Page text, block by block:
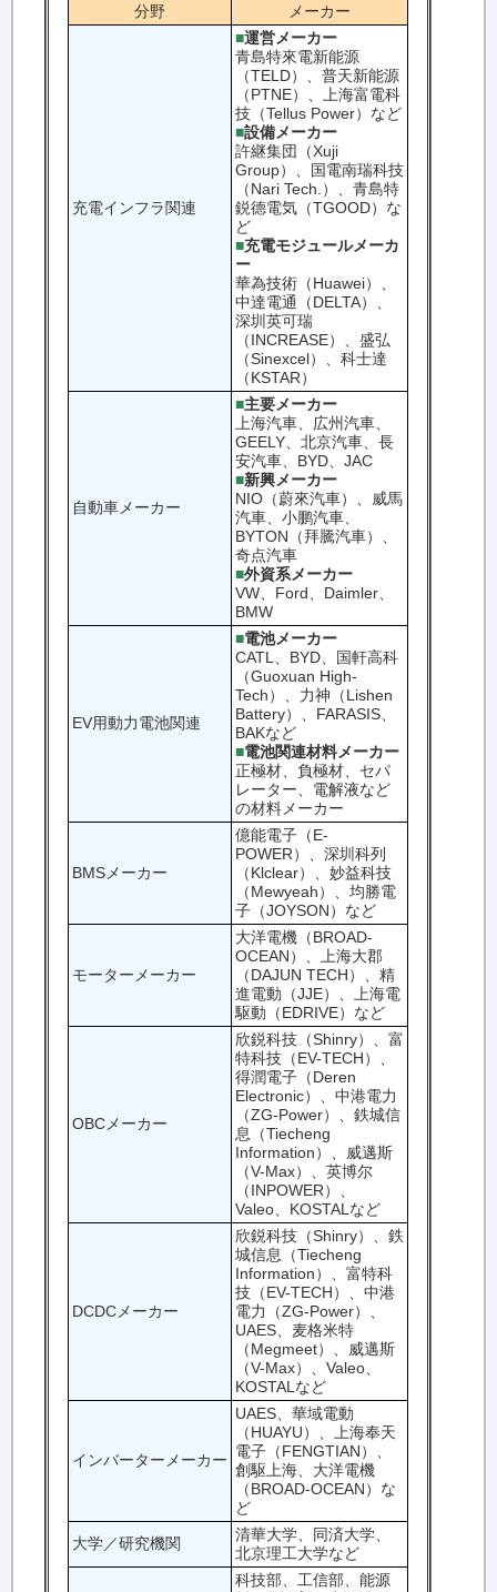
分野 メーカー
充電インフラ関連
■運営メーカー
青島特來電新能源
（TELD）、普天新能源
（PTNE）、上海富電科
技（Tellus Power）など
■設備メーカー
許継集団（Xuji
Group）、国電南瑞科技
（Nari Tech.）、青島特
鋭德電気（TGOOD）な
ど
■充電モジュールメーカ
ー
華為技術（Huawei）、
中達電通（DELTA）、
深圳英可瑞
（INCREASE）、盛弘
（Sinexcel）、科士達
（KSTAR）
自動車メーカー
■主要メーカー
上海汽車、広州汽車、
GEELY、北京汽車、長
安汽車、BYD、JAC
■新興メーカー
NIO（蔚來汽車）、威馬
汽車、小鹏汽車、
BYTON（拜騰汽車）、
奇点汽車
■外資系メーカー
VW、Ford、Daimler、
BMW
EV用動力電池関連
■電池メーカー
CATL、BYD、国軒高科
（Guoxuan High-
Tech）、力神（Lishen
Battery）、FARASIS、
BAKなど
■電池関連材料メーカー
正極材、負極材、セパ
レーター、電解液など
の材料メーカー
BMSメーカー
億能電子（E-
POWER）、深圳科列
（Klclear）、妙益科技
（Mewyeah）、均勝電
子（JOYSON）など
モーターメーカー
大洋電機（BROAD-
OCEAN）、上海大郡
（DAJUN TECH）、精
進電動（JJE）、上海電
駆動（EDRIVE）など
OBCメーカー
欣鋭科技（Shinry）、富
特科技（EV-TECH）、
得潤電子（Deren
Electronic）、中港電力
（ZG-Power）、鉄城信
息（Tiecheng
Information）、威邁斯
（V-Max）、英博尔
（INPOWER）、
Valeo、KOSTALなど
DCDCメーカー
欣鋭科技（Shinry）、鉄
城信息（Tiecheng
Information）、富特科
技（EV-TECH）、中港
電力（ZG-Power）、
UAES、麦格米特
（Megmeet）、威邁斯
（V-Max）、Valeo、
KOSTALなど
インバーターメーカー
UAES、華域電動
（HUAYU）、上海奉天
電子（FENGTIAN）、
創駆上海、大洋電機
（BROAD-OCEAN）な
ど
大学／研究機関
清華大学、同済大学、
北京理工大学など
科技部、工信部、能源